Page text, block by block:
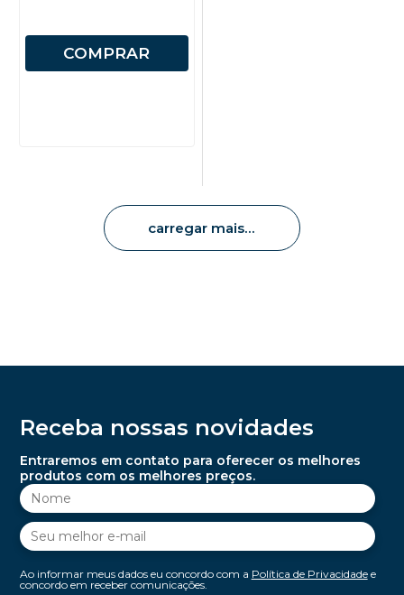
COMPRAR
carregar mais
Receba nossas novidades
Entraremos em contato para oferecer os melhores
produtos com os melhores preços.
Ao informar meus dados eu concordo com a Política de Privacidadee
concordo em receber comunicações.